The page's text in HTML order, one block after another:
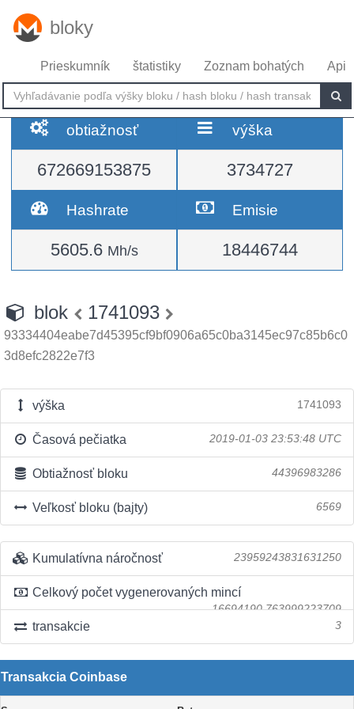
bloky
Prieskumník štatistiky Zoznam bohatých Api
obtiažnosť
672669153875
výška
3734727
Hashrate
5605.6 Mh/s
Emisie
18446744
blok 1741093
93334404eabe7d45395cf9bf0906a65c0ba3145ec97c85b6c0
3d8efc2822e7f3
výška 1741093
Časová pečiatka 2019-01-03 23:53:48 UTC
Obtiažnosť bloku 44396983286
Veľkosť bloku (bajty) 6569
Kumulatívna náročnosť 23959243831631250
Celkový počet vygenerovaných mincí
16694190.763999223709
transakcie 3
Transakcia Coinbase